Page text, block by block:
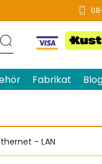
Fabrikat
- LAN